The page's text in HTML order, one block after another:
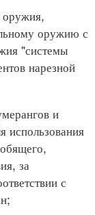
оружия,
оружию с
"системы
нарезной
и
использования
за
с